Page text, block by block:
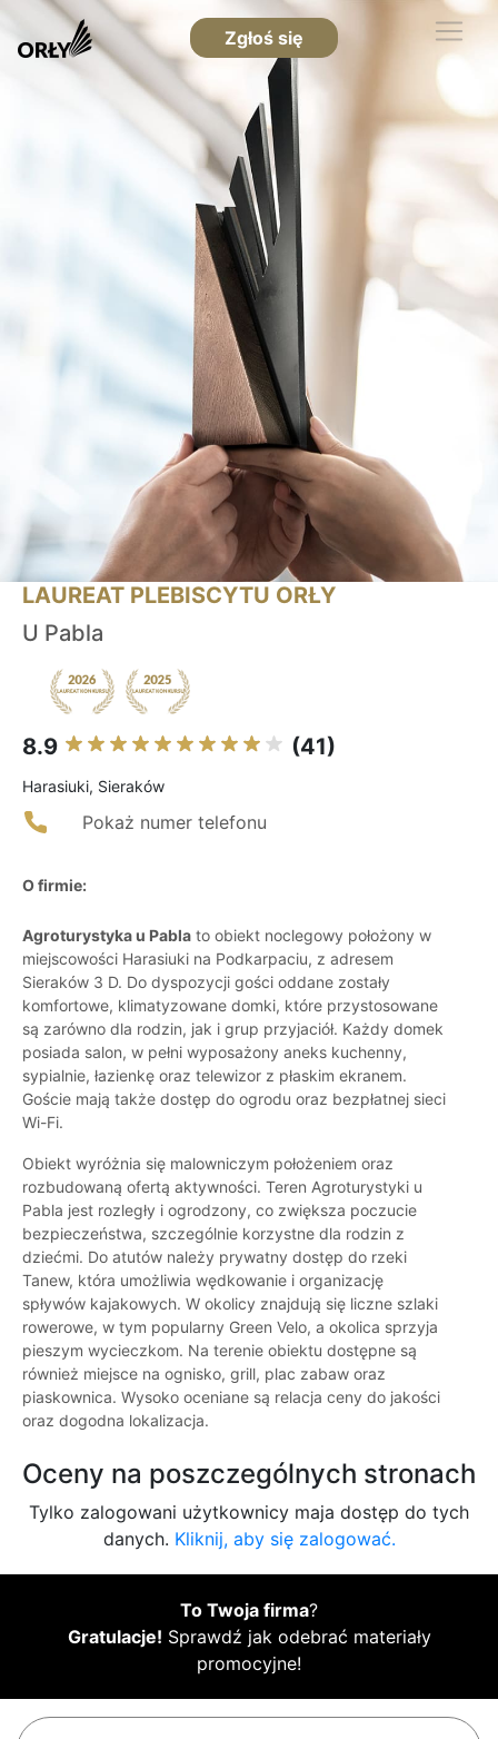
Zgłoś się
LAUREAT PLEBISCYTU ORŁY
U Pabla
8.9 (41)
Harasiuki, Sieraków
Pokaż numer telefonu
O firmie:
Agroturystyka u Pabla to obiekt noclegowy położony w
miejscowości Harasiuki na Podkarpaciu, z adresem
Sieraków 3 D. Do dyspozycji gości oddane zostały
komfortowe, klimatyzowane domki, które przystosowane
są zarówno dla rodzin, jak i grup przyjaciół. Każdy domek
posiada salon, w pełni wyposażony aneks kuchenny,
sypialnie, łazienkę oraz telewizor z płaskim ekranem.
Goście mają także dostęp do ogrodu oraz bezpłatnej sieci
Wi-Fi.
Obiekt wyróżnia się malowniczym położeniem oraz
rozbudowaną ofertą aktywności. Teren Agroturystyki u
Pabla jest rozległy i ogrodzony, co zwiększa poczucie
bezpieczeństwa, szczególnie korzystne dla rodzin z
dziećmi. Do atutów należy prywatny dostęp do rzeki
Tanew, która umożliwia wędkowanie i organizację
spływów kajakowych. W okolicy znajdują się liczne szlaki
rowerowe, w tym popularny Green Velo, a okolica sprzyja
pieszym wycieczkom. Na terenie obiektu dostępne są
również miejsce na ognisko, grill, plac zabaw oraz
piaskownica. Wysoko oceniane są relacja ceny do jakości
oraz dogodna lokalizacja.
Oceny na poszczególnych stronach
Tylko zalogowani użytkownicy maja dostęp do tych
danych. Kliknij, aby się zalogować.
To Twoja firma?
Gratulacje! Sprawdź jak odebrać materiały
promocyjne!